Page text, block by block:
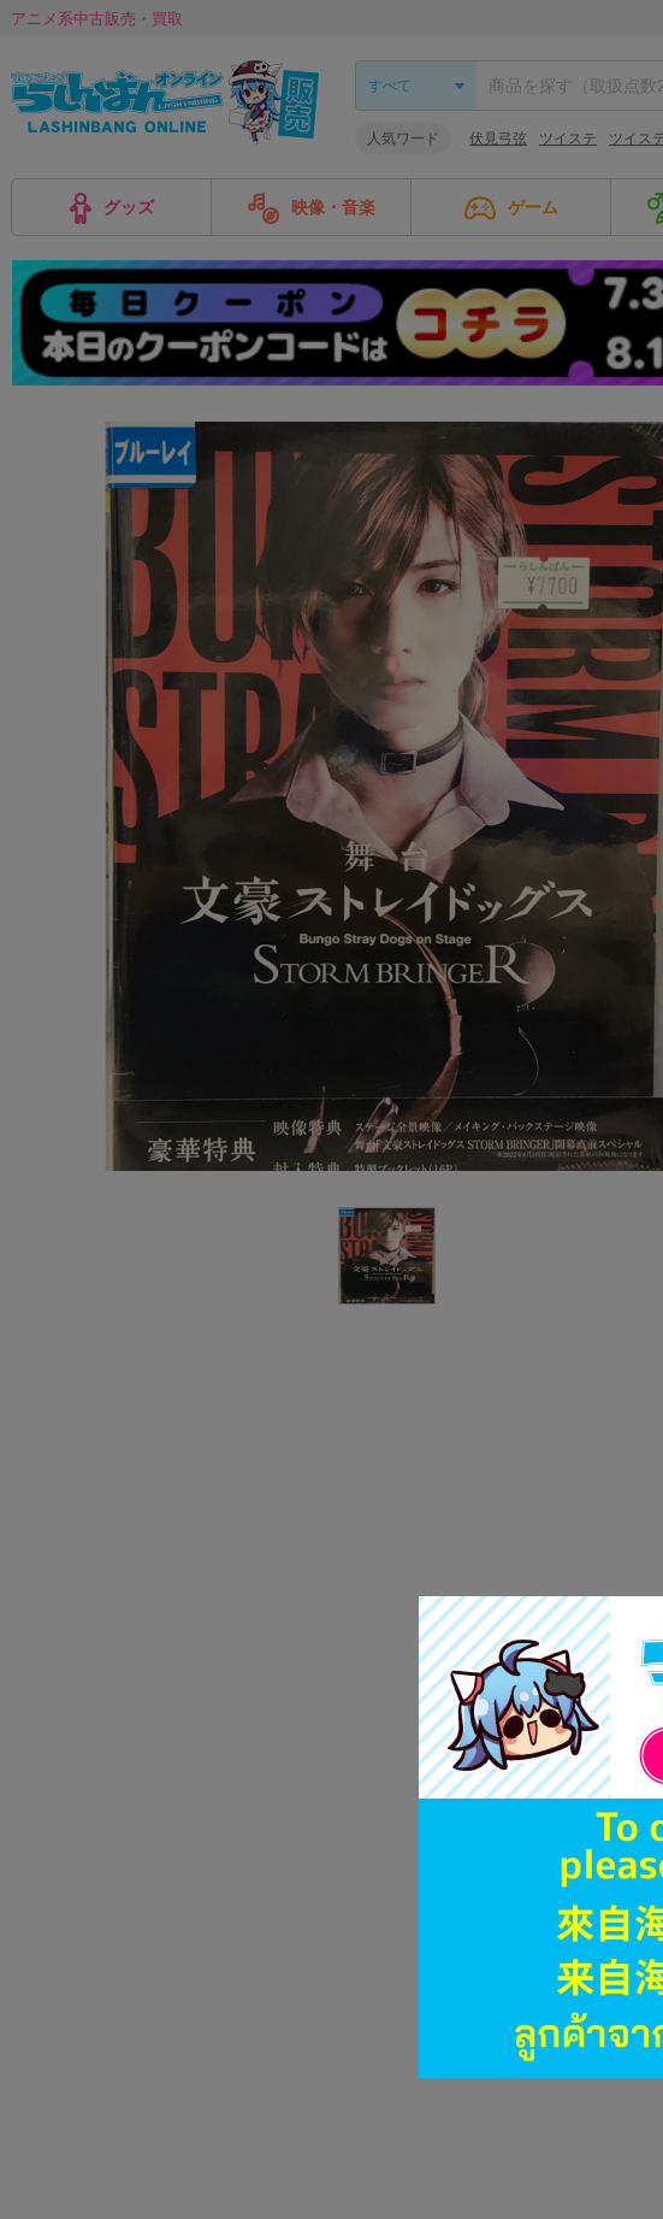
アニメ系中古販売・買取
人気ワード 伏見弓弦 ツイステ ツイス
グッズ 映像・音楽 ゲーム